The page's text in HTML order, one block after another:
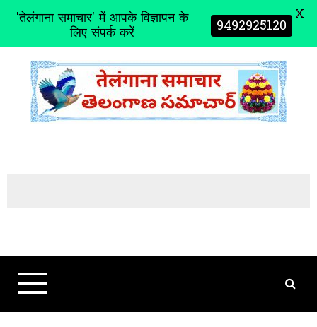
t
'तेलंगाना समाचार' में आपके विज्ञापन के
लिए संपर्क करें 9492925120 X